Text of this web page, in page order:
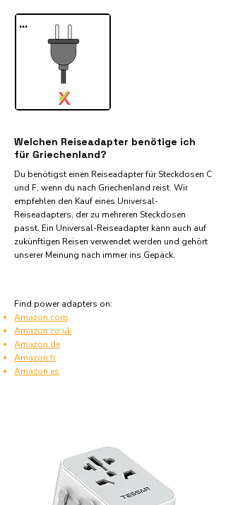
...
X
✓
Welchen Reiseadapter benötige ich
für Griechenland?
Du benötigst einen Reiseadapter für Steckdosen C
und F, wenn du nach Griechenland reist. Wir
empfehlen den Kauf eines Universal-
Reiseadapters, der zu mehreren Steckdosen
passt. Ein Universal-Reiseadapter kann auch auf
zukünftigen Reisen verwendet werden und gehört
unserer Meinung nach immer ins Gepäck.
Find power adapters on:
Amazon.com
Amazon.co.uk
Amazon.de
Amazon.fr
Amazon.es